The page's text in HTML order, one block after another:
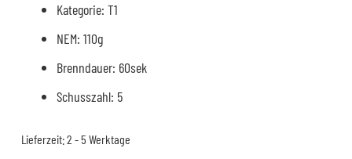
Kategorie: T1
NEM: 110g
Brenndauer: 60sek
Schusszahl: 5
Lieferzeit:2 - 5 Werktage